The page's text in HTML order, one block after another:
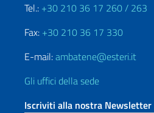
Tel.: +30 210 36 17 260 / 263
Fax: +30 210 36 17 330
E-mail:ambatene@esteri.it
Gli uffici della sede
Iscriviti alla nostra Newsletter